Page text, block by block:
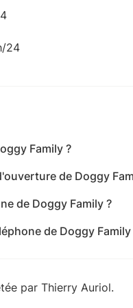
24
Family ?
de Doggy
24h/24 - jeudi:
24h/24
de Doggy Family ?
de Doggy Family
par Thierry Auriol.